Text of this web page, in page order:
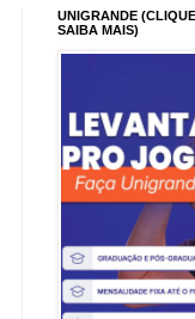
UNIGRANDE
SAIBA MAIS)